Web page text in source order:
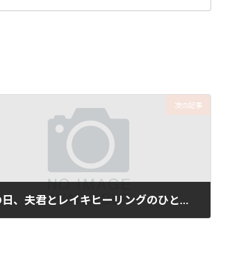
次の記事